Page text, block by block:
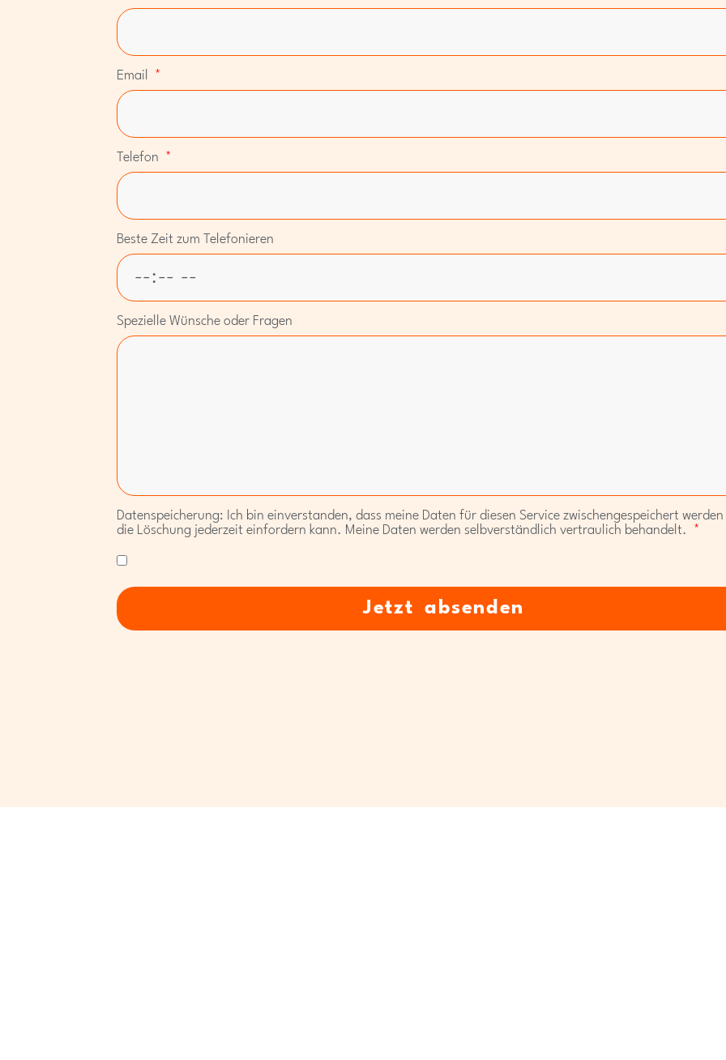
Email
Telefon
Beste Zeit zum Telefonieren
Spezielle Wünsche oder Fragen
Datenspeicherung: Ich bin einverstanden, dass meine Daten für diesen Service zwischengespeichert
die Löschung jederzeit einfordern kann. Meine Daten werden selbverständlich vertraulich behandelt.
Jetzt absenden